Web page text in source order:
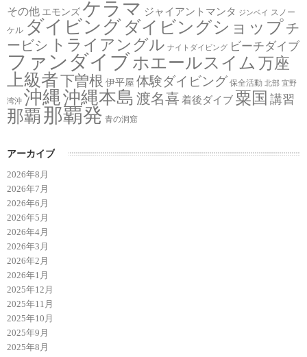
その他 エモンズ ケラマ ジャイアントマンタ ジンベイ スノー
ケル ダイビング ダイビングショップチ
ービシ トライアングル ナイトダイビング ビーチダイブ
ファンダイブホエールスイム 万座
上級者下曽根 伊平屋 体験ダイビング 保全活動 北部 宜野
湾沖 沖縄沖縄本島 渡名喜 着後ダイブ 粟国 講習
那覇 那覇発 青の洞窟
アーカイブ
2026年8月
2026年7月
2026年6月
2026年5月
2026年4月
2026年3月
2026年2月
2026年1月
2025年12月
2025年11月
2025年10月
2025年9月
2025年8月